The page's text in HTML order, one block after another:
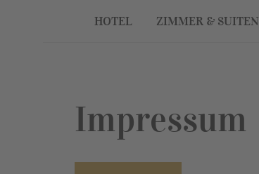
ZIMMER & SUITEN
HOTEL
Impressum